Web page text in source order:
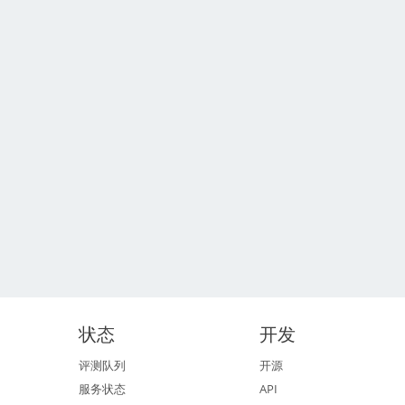
状态
评测队列
服务状态
开发
开源
API